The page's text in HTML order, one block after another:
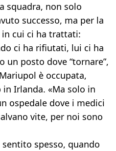
squadra, non solo
successo, ma per la
cui ci ha trattati:
ci ha rifiutati, lui ci ha
un posto dove “tornare”,
è occupata,
Irlanda. «Ma solo in
ospedale dove i medici
vite, per noi sono
spesso, quando